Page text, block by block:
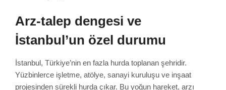
Arz-talep dengesi ve
İstanbul’un özel durumu
İstanbul, Türkiye’nin en fazla hurda toplanan şehridir.
Yüzbinlerce işletme, atölye, sanayi kuruluşu ve inşaat
projesinden sürekli hurda çıkar. Bu yoğun hareket, arzı